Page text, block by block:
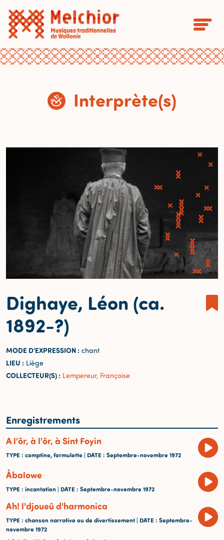
Interprète(s)
Dighaye, Léon (ca.
1892-?)
MODE D'EXPRESSION : chant
LIEU : Liège
COLLECTEUR(S) : Lempereur, Françoise
Enregistrements
A l'ôr, à l'ôr, à Sint Foyin
TYPE : comptine, formulette | DATE : Septembre-novembre 1972
Åbalowe
TYPE : incantation | DATE : Septembre-novembre 1972
Ah! l'djoueû d'harmonica
TYPE : chanson narrative ou de divertissement | DATE : Septembre-
novembre 1972